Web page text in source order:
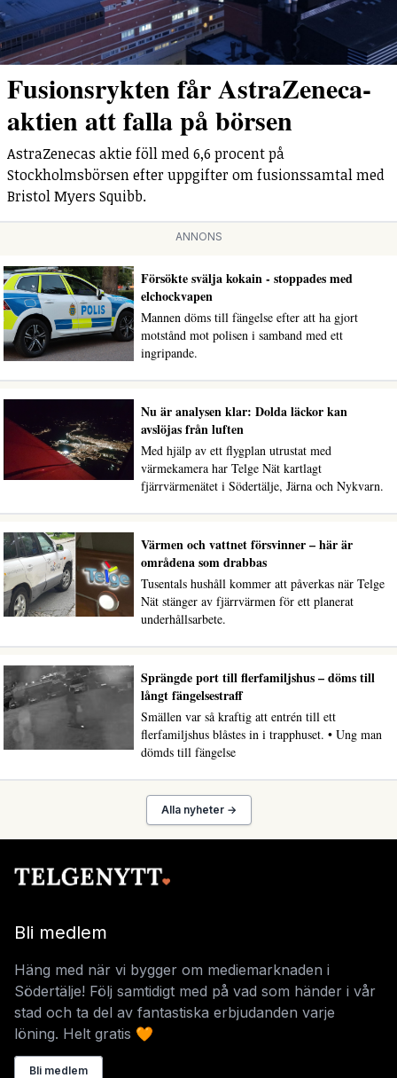
Fusionsrykten får AstraZeneca-
aktien att falla på börsen
AstraZenecas aktie föll med 6,6 procent på
Stockholmsbörsen efter uppgifter om fusionssamtal med
Bristol Myers Squibb.
ANNONS
Försökte svälja kokain - stoppades med
elchockvapen
Mannen döms till fängelse efter att ha gjort
motstånd mot polisen i samband med ett
ingripande.
Nu är analysen klar: Dolda läckor kan
avslöjas från luften
Med hjälp av ett flygplan utrustat med
värmekamera har Telge Nät kartlagt
fjärrvärmenätet i Södertälje, Järna och Nykvarn.
Värmen och vattnet försvinner – här är
områdena som drabbas
Tusentals hushåll kommer att påverkas när Telge
Nät stänger av fjärrvärmen för ett planerat
underhållsarbete.
Sprängde port till flerfamiljshus – döms till
långt fängelsestraff
Smällen var så kraftig att entrén till ett
flerfamiljshus blåstes in i trapphuset. • Ung man
dömds till fängelse
Alla nyheter →
Bli medlem
Häng med när vi bygger om mediemarknaden i
Södertälje! Följ samtidigt med på vad som händer i vår
stad och ta del av fantastiska erbjudanden varje
löning. Helt gratis 🧡
Bli medlem